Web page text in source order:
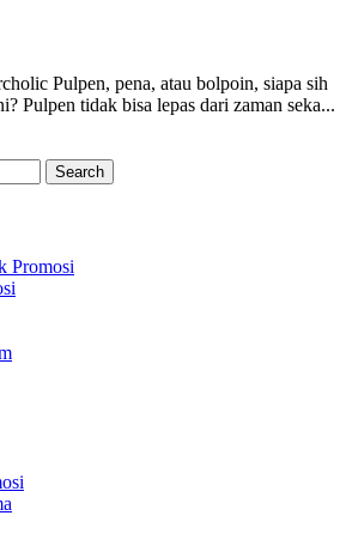
Pulpen, pena, atau bolpoin, siapa sih
Pulpen tidak bisa lepas dari zaman seka...
Search
Promosi